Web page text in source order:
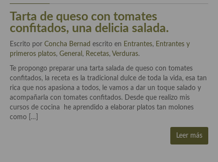
El mundo del vino y las bebidas
Tiendas especiales
En la mesa: menaje, vajilla, técnicas de emplatado, decoración
Especias, hierbas, condimentos, espesantes y aditivos
Historia de la gastronomía, platos celebres, cocineros, críticos,
historias culinarias y otras cosas
Origen y evolución de la comida
Tarta de queso con tomates
confitados, una delicia salada.
Escrito por Concha Bernad escrito en Entrantes, Entrantes y
primeros platos, General , Recetas, Verduras.
Te propongo preparar una tarta salada de queso con tomates
confitados, la receta es la tradicional dulce de toda la vida, esa tan
rica que nos apasiona a todos, le vamos a dar un toque salado y
acompañarla con tomates confitados. Desde que realizo mis
cursos de cocina he aprendido a elaborar platos tan molones
como […]
Leer más